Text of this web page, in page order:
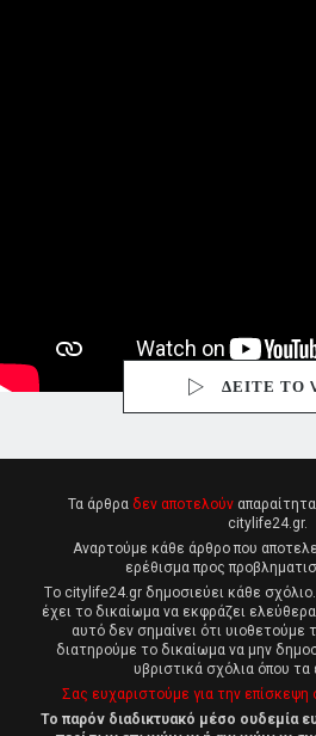
ΔΕΙΤΕ ΤΟ
Τα άρθρα δεν αποτελούν
citylife24.gr.
Αναρτούμε κάθε άρθρο που
ερέθισμα προς
Tο citylife24.gr δημοσιεύει κάθε
έχει το δικαίωμα να εκφράζει
αυτό δεν σημαίνει ότι υιοθετούμε
διατηρούμε το δικαίωμα να μην
υβριστικά σχόλια όπου τα
Σας ευχαριστούμε για την επίσκεψη
Το παρόν διαδικτυακό μέσο ουδεμία